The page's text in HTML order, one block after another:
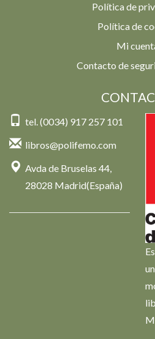
Política de
Política de
Mi
Contacto de
tel. (0034) 917 257 101
libros@polifemo.com
Avda de Bruselas 44,
28028 Madrid(España)